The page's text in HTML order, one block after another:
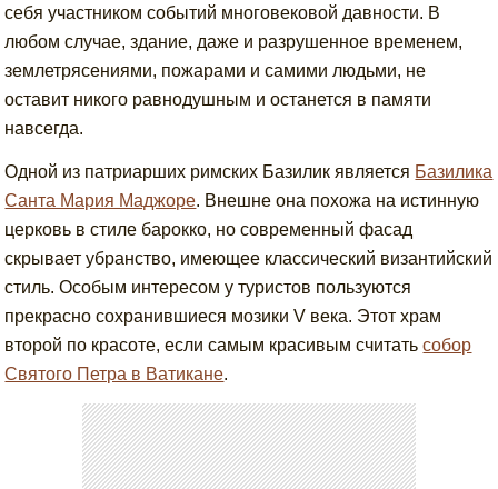
себя участником событий многовековой давности. В
любом случае, здание, даже и разрушенное временем,
землетрясениями, пожарами и самими людьми, не
оставит никого равнодушным и останется в памяти
навсегда.
Одной из патриарших римских Базилик является Базилика
Санта Мария Маджоре. Внешне она похожа на истинную
церковь в стиле барокко, но современный фасад
скрывает убранство, имеющее классический византийский
стиль. Особым интересом у туристов пользуются
прекрасно сохранившиеся мозики V века. Этот храм
второй по красоте, если самым красивым считатьсобор
Святого Петра в Ватикане.